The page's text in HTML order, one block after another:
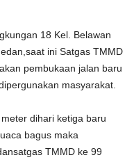
18 Kel. Belawan
ini Satgas TMMD
pembukaan jalan baru
masyarakat.
dihari ketiga baru
bagus maka
TMMD ke 99